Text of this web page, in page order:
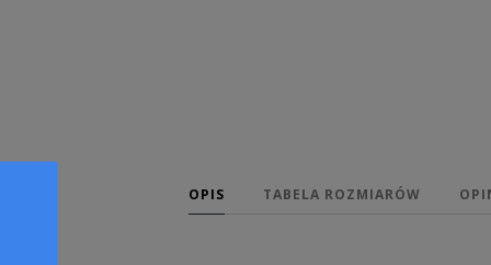
OPIS TABELA ROZMIARÓW